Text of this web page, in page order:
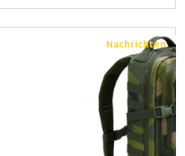
Nachrichten